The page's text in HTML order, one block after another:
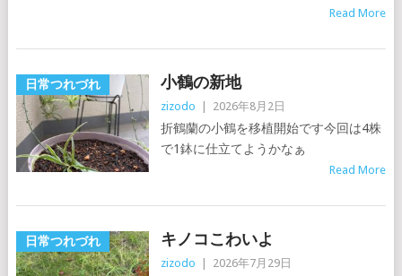
Read More
日常つれづれ 小鶴の新地
zizodo 2026年8月2日
折鶴蘭の小鶴を移植開始です今回は4株
で1鉢に仕立てようかなぁ
Read More
日常つれづれ キノコこわいよ
zizodo 2026年7月29日